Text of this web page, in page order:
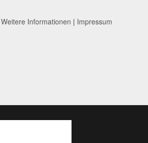
Weitere Informationen | Impressum